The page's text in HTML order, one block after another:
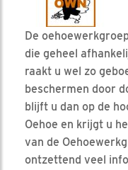
De
die geheel
raakt u wel zo
beschermen door
blijft u dan op de
Oehoe en krijgt u
van de
ontzettend veel